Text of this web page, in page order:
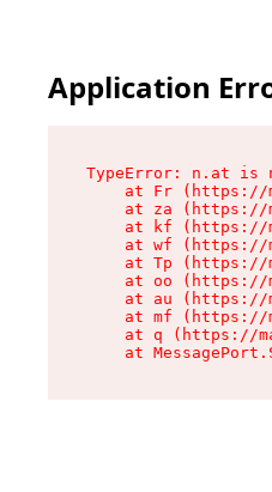
Application
TypeError: n.at is
at Fr
at za
at kf
at wf
at Tp
at oo
at au
at mf
at q (https://
at